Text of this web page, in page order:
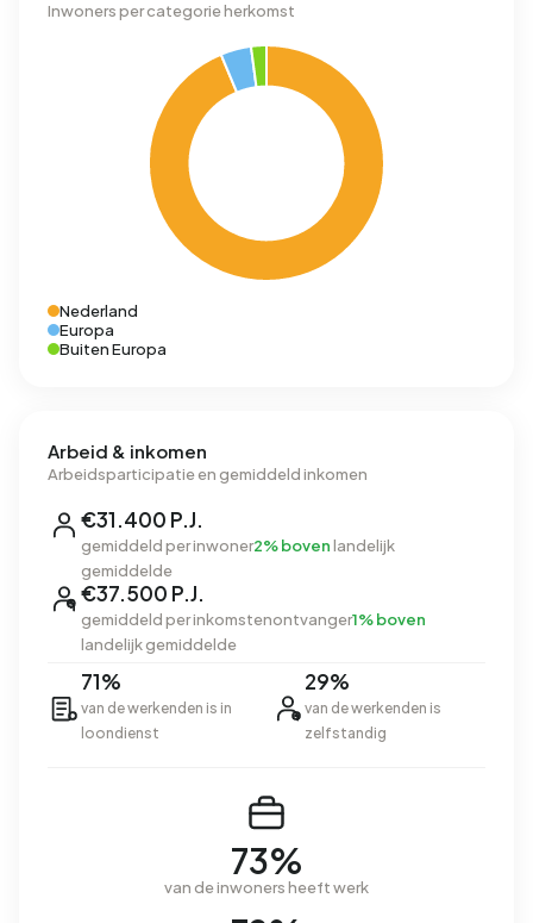
Inwoners per categorie herkomst
Nederland
Europa
Buiten Europa
Arbeid & inkomen
Arbeidsparticipatie en gemiddeld inkomen
€31.400 P.J.
gemiddeld per inwoner2% bovenlandelijk
gemiddelde
€37.500 P.J.
gemiddeld per inkomstenontvanger1% boven
landelijk gemiddelde
71%
van de werkenden is in
loondienst
29%
van de werkenden is
zelfstandig
73%
van de inwoners heeft werk